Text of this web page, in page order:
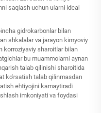
saqlash uchun ularni ideal
gidrokarbonlar bilan
shkalalar va jarayon kimyoviy
korroziyaviy sharoitlar bilan
bu muammolarni aynan
talab qilinishi sharoitida
ko'rsatish talab qilinmasdan
ehtiyojini kamaytiradi
imkoniyati va foydasi